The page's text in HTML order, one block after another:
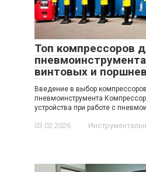
Топ компрессоров
винтовых и
Введение в выбор
пневмоинструмента
устройства при работе с
03.02.2026